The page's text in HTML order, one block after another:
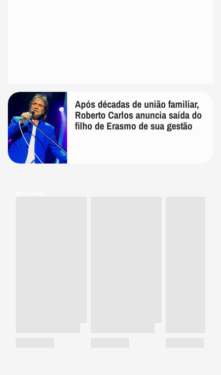
Após décadas de união familiar,
Roberto Carlos anuncia saída do
filho de Erasmo de sua gestão